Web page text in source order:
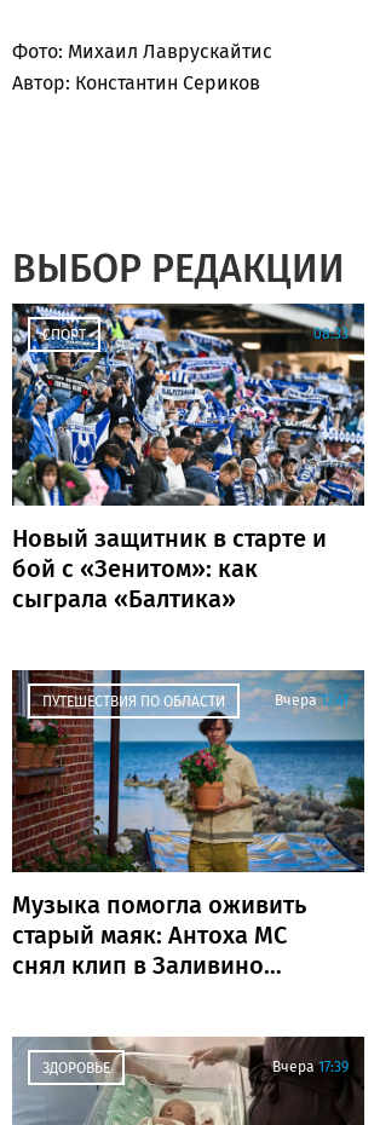
Фото: Михаил Лаврускайтис
Автор: Константин Сериков
ВЫБОР РЕДАКЦИИ
СПОРТ 08:33
Новый защитник в старте и
бой с «Зенитом»: как
сыграла «Балтика»
ПУТЕШЕСТВИЯ ПО ОБЛАСТИ Вчера 17:41
Музыка помогла оживить
старый маяк: Антоха МС
снял клип в Заливино
ЗДОРОВЬЕ Вчера 17:39